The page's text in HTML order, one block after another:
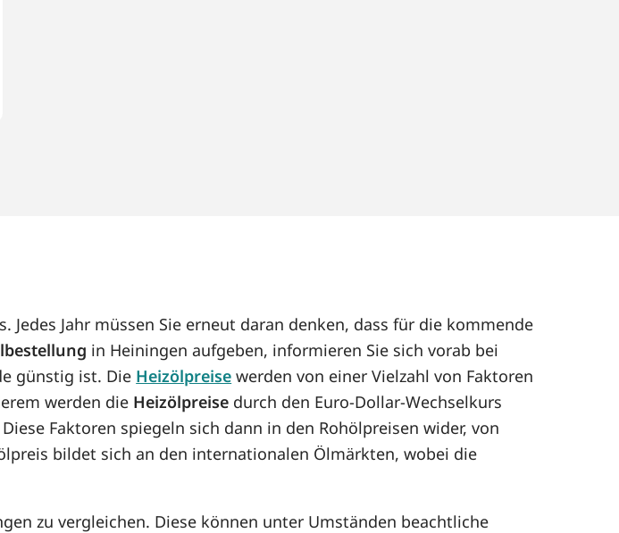
Jahr müssen Sie erneut daran denken, dass für die kommende
in Heiningen aufgeben, informieren Sie sich vorab bei
günstig ist. Die Heizölpreise werden von einer Vielzahl von Faktoren
werden die Heizölpreise durch den Euro-Dollar-Wechselkurs
Faktoren spiegeln sich dann in den Rohölpreisen wider, von
bildet sich an den internationalen Ölmärkten, wobei die
zu vergleichen. Diese können unter Umständen beachtliche